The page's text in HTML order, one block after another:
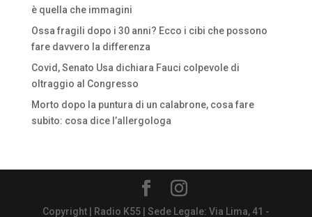
è quella che immagini
Ossa fragili dopo i 30 anni? Ecco i cibi che possono
fare davvero la differenza
Covid, Senato Usa dichiara Fauci colpevole di
oltraggio al Congresso
Morto dopo la puntura di un calabrone, cosa fare
subito: cosa dice l’allergologa
Copyright | Radio K55 | Sede Legale: Via Lima, 41 -